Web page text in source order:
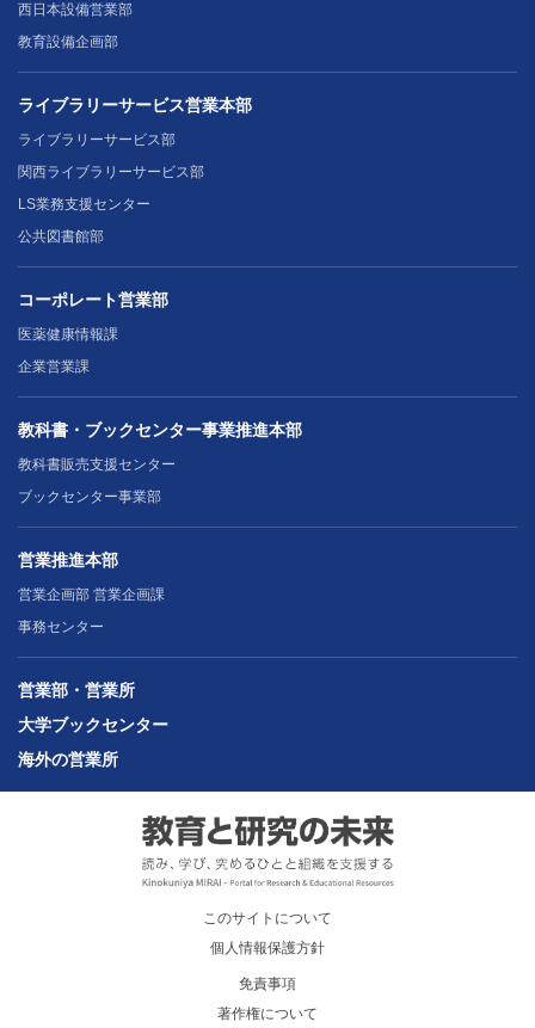
西日本設備営業部
教育設備企画部
ライブラリーサービス営業本部
ライブラリーサービス部
関西ライブラリーサービス部
LS業務支援センター
公共図書館部
コーポレート営業部
医薬健康情報課
企業営業課
教科書・ブックセンター事業推進本部
教科書販売支援センター
ブックセンター事業部
営業推進本部
営業企画部 営業企画課
事務センター
営業部・営業所
大学ブックセンター
海外の営業所
このサイトについて
個人情報保護方針
免責事項
著作権について